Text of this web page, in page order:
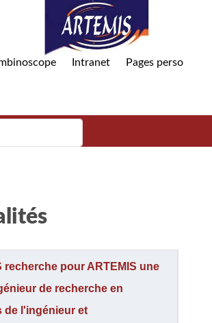
Intranet Pages perso
recherche pour ARTEMIS une
de recherche en
de l'ingénieur et